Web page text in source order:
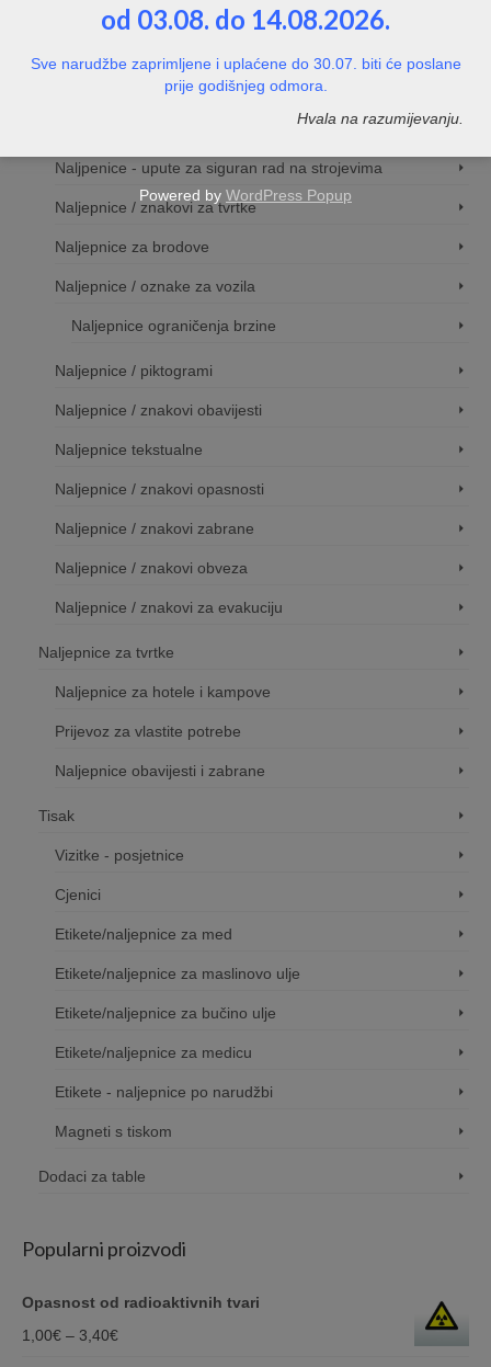
Naljepnice / znakovi za hotele, kampove i sl.
Naljepnice / znakovi pristupačnosti
Naljpenice - upute za siguran rad na strojevima
Naljepnice / znakovi za tvrtke
Naljepnice za brodove
Naljepnice / oznake za vozila
Naljepnice ograničenja brzine
Naljepnice / piktogrami
Naljepnice / znakovi obavijesti
Naljepnice tekstualne
Naljepnice / znakovi opasnosti
Naljepnice / znakovi zabrane
Naljepnice / znakovi obveza
Naljepnice / znakovi za evakuciju
Naljepnice za tvrtke
Naljepnice za hotele i kampove
Prijevoz za vlastite potrebe
Naljepnice obavijesti i zabrane
Tisak
Vizitke - posjetnice
Cjenici
Etikete/naljepnice za med
Etikete/naljepnice za maslinovo ulje
Etikete/naljepnice za bučino ulje
Etikete/naljepnice za medicu
Etikete - naljepnice po narudžbi
Magneti s tiskom
Dodaci za table
Popularni proizvodi
Opasnost od radioaktivnih tvari
1,00€ – 3,40€Price
od 03.08. do 14.08.2026.
Sve narudžbe zaprimljene i uplaćene do 30.07. biti će poslane
prije godišnjeg odmora.
Hvala na razumijevanju.
Powered by WordPress Popup